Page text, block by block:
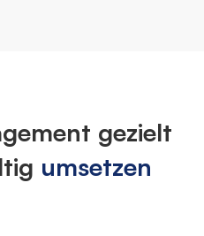
gezielt
umsetzen